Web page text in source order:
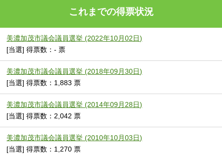
これまでの得票状況
美濃加茂市議会議員選挙 (2022年10月02日)
[当選] 得票数：- 票
美濃加茂市議会議員選挙 (2018年09月30日)
[当選] 得票数：1,883 票
美濃加茂市議会議員選挙 (2014年09月28日)
[当選] 得票数：2,042 票
美濃加茂市議会議員選挙 (2010年10月03日)
[当選] 得票数：1,270 票